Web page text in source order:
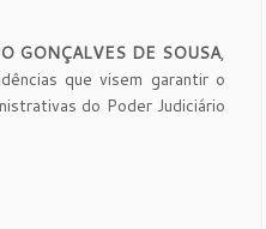
GONÇALVES DE SOUSA,
que visem garantir o
do Poder Judiciário